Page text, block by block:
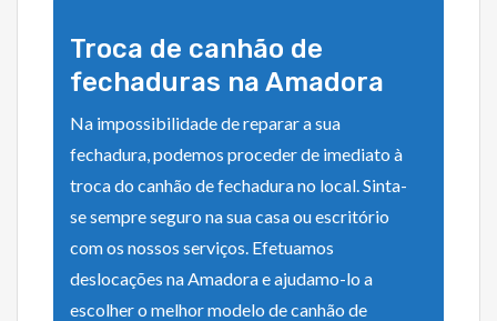
Troca de canhão de
fechaduras na Amadora
Na impossibilidade de reparar a sua
fechadura, podemos proceder de imediato à
troca do canhão de fechadura no local. Sinta-
se sempre seguro na sua casa ou escritório
com os nossos serviços. Efetuamos
deslocações na Amadora e ajudamo-lo a
escolher o melhor modelo de canhão de